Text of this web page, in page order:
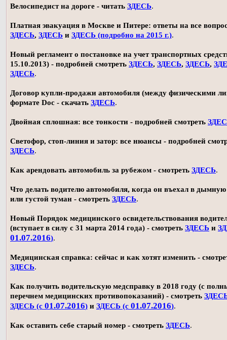
Велосипедист на дороге - читать ЗДЕСЬ.
Платная эвакуация в Москве и Питере: ответы на все
ЗДЕСЬ, ЗДЕСЬ и ЗДЕСЬ (подробно на 2015 г.).
Новый регламент о постановке на учет транспортных
15.10.2013) - подробней смотреть ЗДЕСЬ, ЗДЕСЬ, ЗДЕСЬ,
ЗДЕСЬ.
Договор купли-продажи автомобиля (между физическими
формате Doc - скачать ЗДЕСЬ.
Двойная сплошная: все тонкости - подробней смотреть
Светофор, стоп-линия и затор: все нюансы - подробней
ЗДЕСЬ.
Как арендовать автомобиль за рубежом - смотреть ЗДЕСЬ.
Что делать водителю автомобиля, когда он въехал в дымную
или густой туман - смотреть ЗДЕСЬ.
Новый Порядок медицинского освидетельствования
(вступает в силу с 31 марта 2014 года) - смотреть ЗДЕСЬ и
01.07.2016).
Медицинская справка: сейчас и как хотят изменить -
ЗДЕСЬ.
Как получить водительскую медсправку в 2018 году (с
перечнем медицинских противопоказаний) - смотреть
ЗДЕСЬ (с 01.07.2016) и ЗДЕСЬ (с 01.07.2016).
Как оставить себе старый номер - смотреть ЗДЕСЬ.